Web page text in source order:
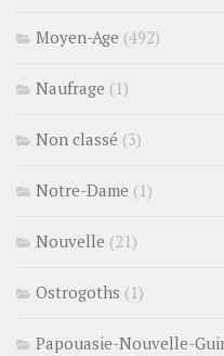
Moyen-Age (492)
Naufrage (1)
Non classé (3)
Notre-Dame (1)
Nouvelle (21)
Ostrogoths (1)
Papouasie-Nouvelle-